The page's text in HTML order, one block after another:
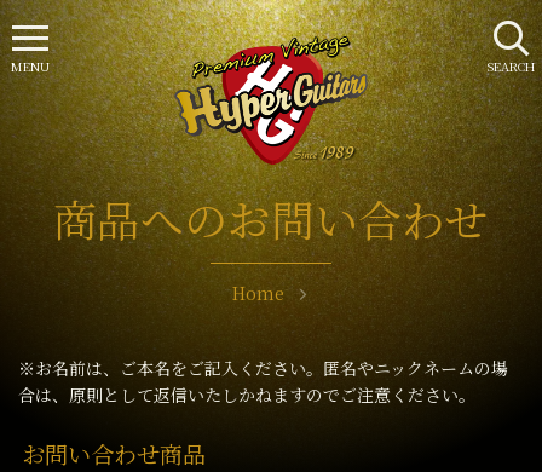
商品へのお問い合わせ
Home
※お名前は、ご本名をご記入ください。匿名やニックネームの場
合は、原則として返信いたしかねますのでご注意ください。
お問い合わせ商品
SEARCH
MENU